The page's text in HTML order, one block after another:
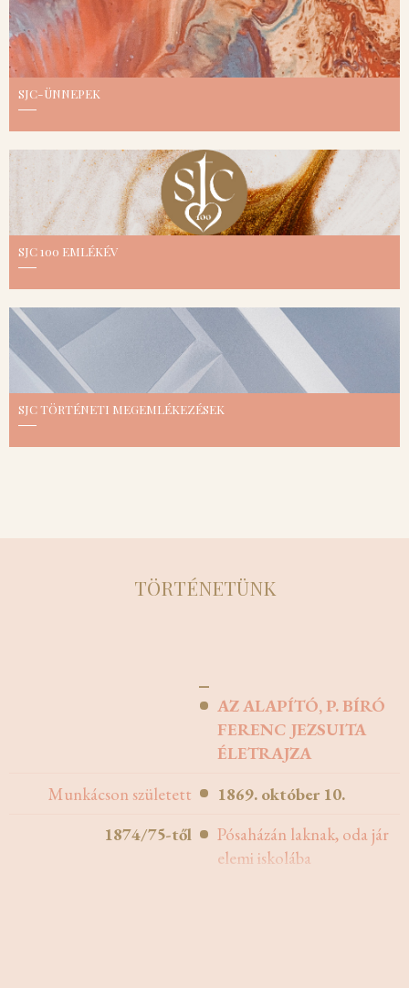
SJC-ÜNNEPEK
SJC 100 EMLÉKÉV
SJC TÖRTÉNETI MEGEMLÉKEZÉSEK
TÖRTÉNETÜNK
AZ ALAPÍTÓ, P. BÍRÓ
FERENC JEZSUITA
ÉLETRAJZA
1869. október 10.
Munkácson született
1874/75-től
Pósaházán laknak, oda jár
elemi iskolába